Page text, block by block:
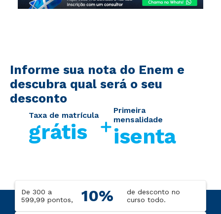
Informe sua nota do Enem e
descubra qual será o seu
desconto
Taxa de matrícula
grátis
Primeira
mensalidade
isenta
De 300 a
599,99 pontos,
10%
de desconto no
curso todo.